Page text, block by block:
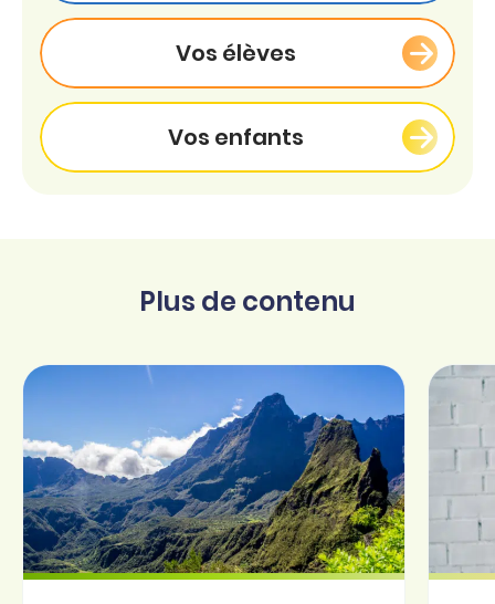
Vos élèves
Vos enfants
Plus de contenu